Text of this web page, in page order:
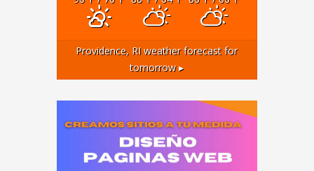
Providence, RI weather forecast for
tomorrow ▸